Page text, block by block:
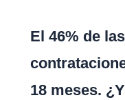
El 46% de
18 meses.